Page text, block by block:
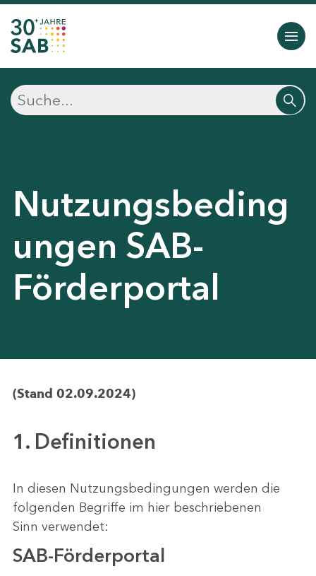
Nutzungsbeding
ungen SAB-
Förderportal
(Stand 02.09.2024)
1. Definitionen
In diesen Nutzungsbedingungen werden die
folgenden Begriffe im hier beschriebenen
Sinn verwendet:
SAB-Förderportal